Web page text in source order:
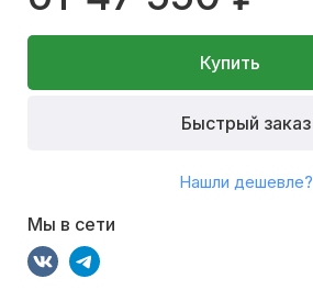
Купить
Быстрый заказ
Нашли дешевле?
Мы в сети